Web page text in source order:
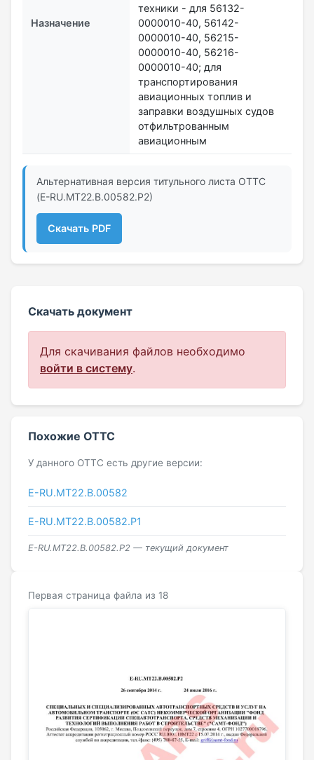
Назначение
техники - для 56132-
0000010-40, 56142-
0000010-40, 56215-
0000010-40, 56216-
0000010-40; для
транспортирования
авиационных топлив и
заправки воздушных судов
отфильтрованным
авиационным
Альтернативная версия титульного листа ОТТС
(E-RU.MT22.В.00582.Р2)
Скачать PDF
Скачать документ
Для скачивания файлов необходимо
войти в систему.
Похожие ОТТС
У данного ОТТС есть другие версии:
E-RU.MT22.В.00582
E-RU.MT22.В.00582.Р1
E-RU.MT22.В.00582.Р2 — текущий документ
Первая страница файла из 18